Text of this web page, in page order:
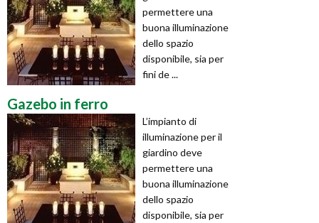
permettere una
buona illuminazione
dello spazio
disponibile, sia per
fini de ...
Gazebo in ferro
L’impianto di
illuminazione per il
giardino deve
permettere una
buona illuminazione
dello spazio
disponibile, sia per